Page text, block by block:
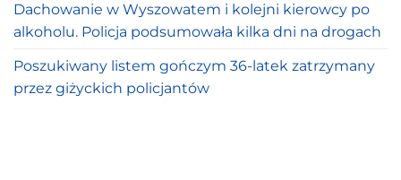
Dachowanie w Wyszowatem i kolejni kierowcy po
alkoholu. Policja podsumowała kilka dni na drogach
Poszukiwany listem gończym 36-latek zatrzymany
przez giżyckich policjantów